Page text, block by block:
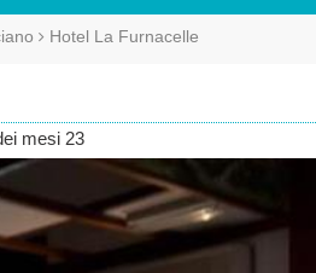
Hotel La Furnacelle
mesi 23